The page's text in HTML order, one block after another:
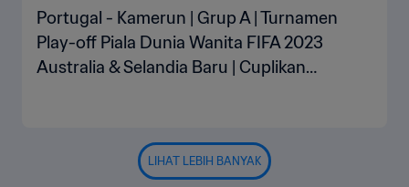
Portugal - Kamerun | Grup A | Turnamen
Play-off Piala Dunia Wanita FIFA 2023
Australia & Selandia Baru | Cuplikan
LIHAT LEBIH BANYAK